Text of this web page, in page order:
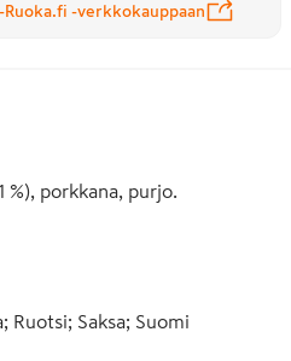
-verkkokauppaan
%), porkkana, purjo.
Ruotsi; Saksa; Suomi